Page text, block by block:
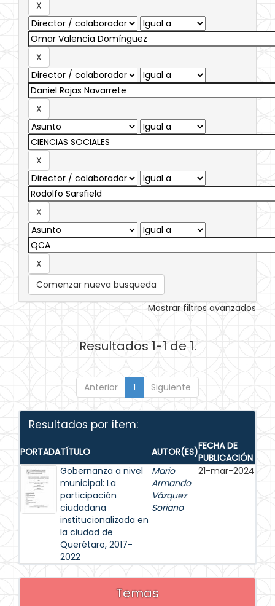
Comenzar nueva busqueda
Mostrar filtros avanzados
Resultados 1-1 de 1.
Anterior 1 Siguiente
Resultados por ítem:
PORTADATÍTULO AUTOR(ES)FECHA DE
PUBLICACIÓN
Gobernanza a nivel
municipal: La
participación
ciudadana
institucionalizada en
la ciudad de
Querétaro, 2017-
2022
Mario
Armando
Vázquez
Soriano
21-mar-2024
Temas